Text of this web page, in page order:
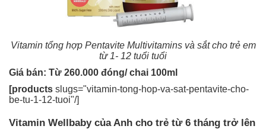
Vitamin tổng hợp Pentavite Multivitamins và sắt cho trẻ em
từ 1- 12 tuổi tuổi
Giá bán: Từ 260.000 đóng/ chai 100ml
[products slugs="vitamin-tong-hop-va-sat-pentavite-cho-
be-tu-1-12-tuoi"/]
Vitamin Wellbaby của Anh cho trẻ từ 6 tháng trở lên